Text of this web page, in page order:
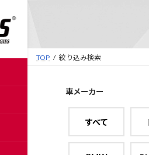
TOP 絞り込み検索
車メーカー
すべて